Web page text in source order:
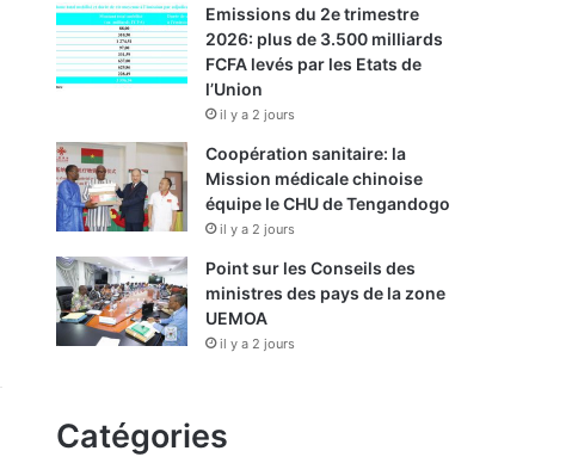
Emissions du 2e trimestre
2026: plus de 3.500 milliards
FCFA levés par les Etats de
l’Union
il y a 2 jours
Coopération sanitaire: la
Mission médicale chinoise
équipe le CHU de Tengandogo
il y a 2 jours
Point sur les Conseils des
ministres des pays de la zone
UEMOA
il y a 2 jours
Catégories